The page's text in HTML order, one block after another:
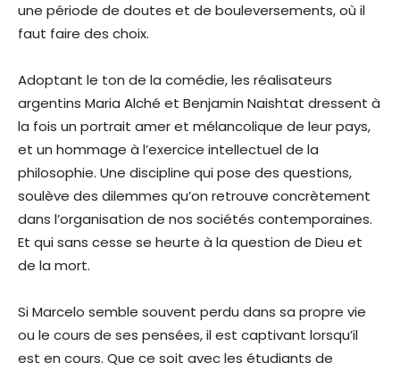
une période de doutes et de bouleversements, où il
faut faire des choix.
Adoptant le ton de la comédie, les réalisateurs
argentins Maria Alché et Benjamin Naishtat dressent à
la fois un portrait amer et mélancolique de leur pays,
et un hommage à l’exercice intellectuel de la
philosophie. Une discipline qui pose des questions,
soulève des dilemmes qu’on retrouve concrètement
dans l’organisation de nos sociétés contemporaines.
Et qui sans cesse se heurte à la question de Dieu et
de la mort.
Si Marcelo semble souvent perdu dans sa propre vie
ou le cours de ses pensées, il est captivant lorsqu’il
est en cours. Que ce soit avec les étudiants de